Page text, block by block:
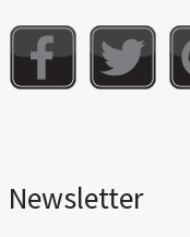
Newsletter